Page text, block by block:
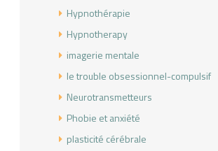
Hypnothérapie
Hypnotherapy
imagerie mentale
le trouble obsessionnel-compulsif
Neurotransmetteurs
Phobie et anxiété
plasticité cérébrale